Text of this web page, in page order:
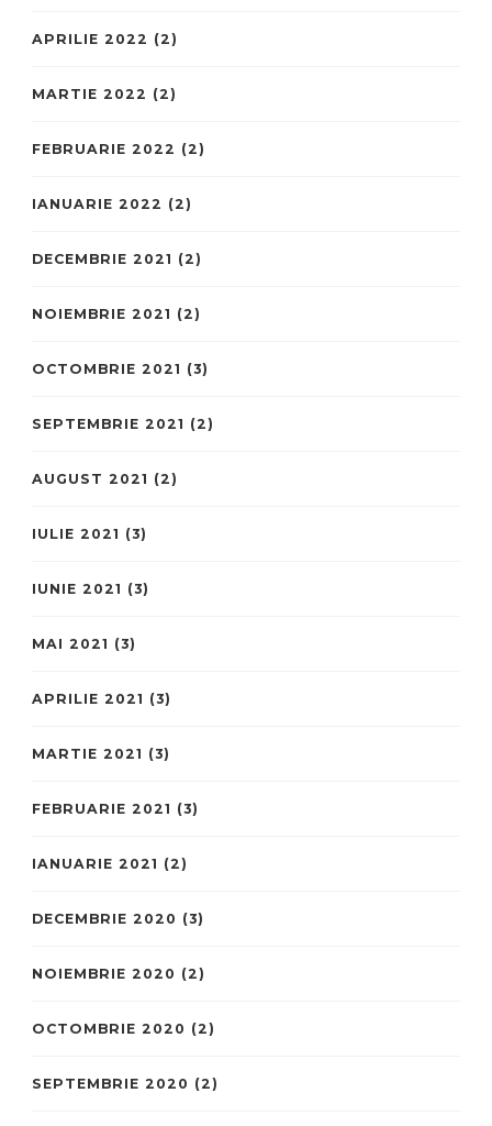
APRILIE 2022 (2)
MARTIE 2022 (2)
FEBRUARIE 2022 (2)
IANUARIE 2022 (2)
DECEMBRIE 2021 (2)
NOIEMBRIE 2021 (2)
OCTOMBRIE 2021 (3)
SEPTEMBRIE 2021 (2)
AUGUST 2021 (2)
IULIE 2021 (3)
IUNIE 2021 (3)
MAI 2021 (3)
APRILIE 2021 (3)
MARTIE 2021 (3)
FEBRUARIE 2021 (3)
IANUARIE 2021 (2)
DECEMBRIE 2020 (3)
NOIEMBRIE 2020 (2)
OCTOMBRIE 2020 (2)
SEPTEMBRIE 2020 (2)